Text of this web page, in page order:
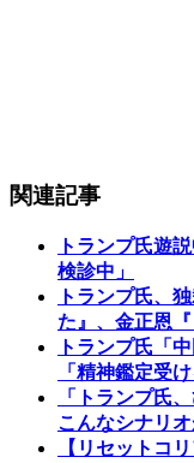
関連記事
トランプ氏遊
検診中」
トランプ氏、
た』、金正恩『
トランプ氏「
「精神鑑定受け
「トランプ氏
こんなシナリ
【リセットコ